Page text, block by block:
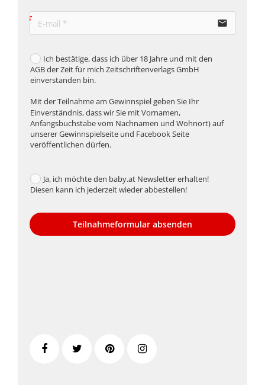
email
Ich bestätige, dass ich über 18 Jahre und mit den
AGB der Zeit für mich Zeitschriftenverlags GmbH
einverstanden bin.
Mit der Teilnahme am Gewinnspiel geben Sie Ihr
Einverständnis, dass wir Sie mit Vornamen,
Anfangsbuchstabe vom Nachnamen und Wohnort) auf
unserer Gewinnspielseite und Facebook Seite
veröffentlichen dürfen.
Ja, ich möchte den baby.at Newsletter erhalten!
Diesen kann ich jederzeit wieder abbestellen!
Teilnahmeformular absenden